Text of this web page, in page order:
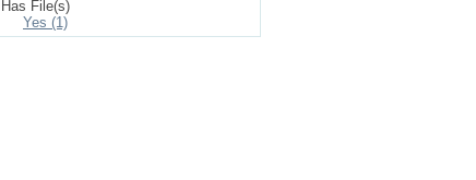
Has File(s)
Yes (1)